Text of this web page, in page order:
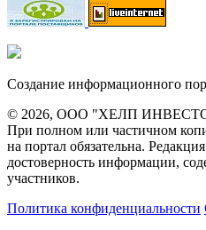
Создание информационного
© 2026, ООО "ХЕЛП
При полном или частичном
на портал обязательна.
достоверность информации,
участников.
Политика конфиденциальности